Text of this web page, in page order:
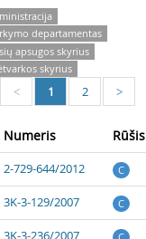
departamentas
apsugos skyrius
skyrius
< 1 2 >
Numeris Rūšis
2-729-644/2012 C
3K-3-129/2007 C
3K-3-236/2007